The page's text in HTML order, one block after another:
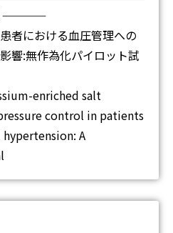
―
者における血圧管理への
響:無作為化パイロット試
enriched salt
control in patients
A